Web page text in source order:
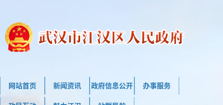
网站首页 新闻资讯 政府信息公开 办事服务